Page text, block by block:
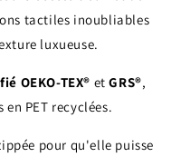
tactiles inoubliables
luxueuse.
OEKO-TEX® et GRS®,
PET recyclées.
pour qu'elle puisse